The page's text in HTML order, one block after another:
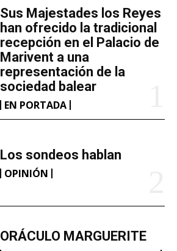
​Sus Majestades los Reyes
han ofrecido la tradicional
recepción en el Palacio de
Marivent​ a una
representación de la
sociedad balear
EN PORTADA
Los sondeos hablan
OPINIÓN
ORÁCULO MARGUERITE